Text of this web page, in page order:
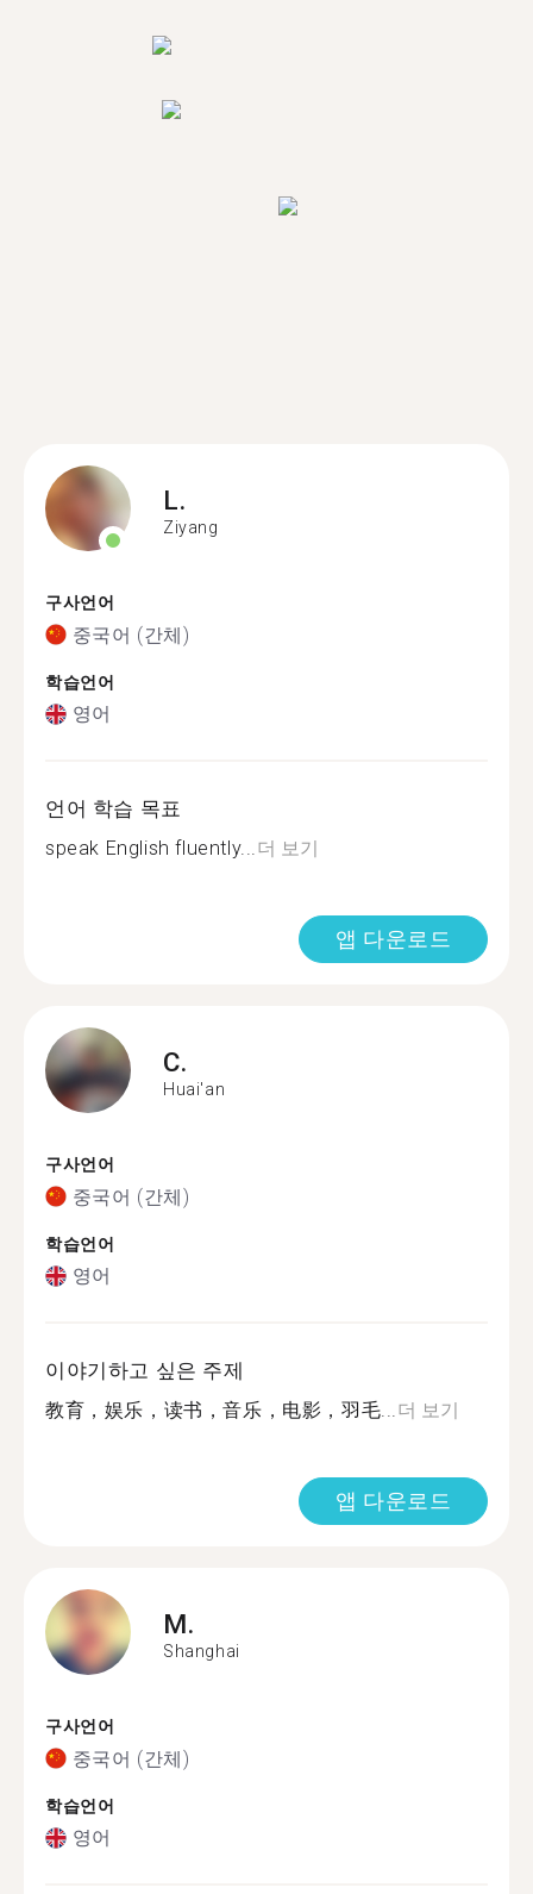
L.
Ziyang
구사언어
중국어 (간체)
학습언어
영어
언어 학습 목표
speak English fluently...더 보기
앱 다운로드
C.
Huai'an
구사언어
중국어 (간체)
학습언어
영어
이야기하고 싶은 주제
教育，娱乐，读书，音乐，电影，羽毛...더 보기
앱 다운로드
M.
Shanghai
구사언어
중국어 (간체)
학습언어
영어